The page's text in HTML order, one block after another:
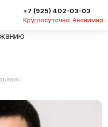
+7 (925) 402-03-03
Круглосуточно. Анонимно